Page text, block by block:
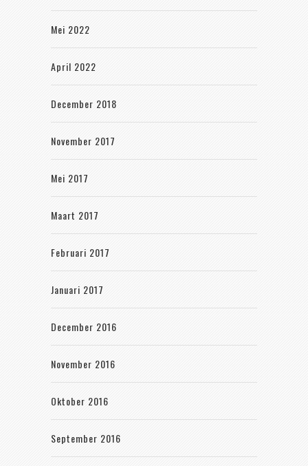
Mei 2022
April 2022
December 2018
November 2017
Mei 2017
Maart 2017
Februari 2017
Januari 2017
December 2016
November 2016
Oktober 2016
September 2016